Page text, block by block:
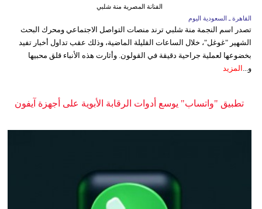
الفنانة المصرية منة شلبي
القاهرة ـ السعودية اليوم
تصدر اسم النجمة منة شلبي ترند منصات التواصل الاجتماعي ومحرك البحث
الشهير "غوغل"، خلال الساعات القليلة الماضية، وذلك عقب تداول أخبار تفيد
بخضوعها لعملية جراحية دقيقة في القولون. وأثارت هذه الأنباء قلق محبيها
و... المزيد
تطبيق "واتساب" يوسع أدوات الرقابة الأبوية على أجهزة آيفون